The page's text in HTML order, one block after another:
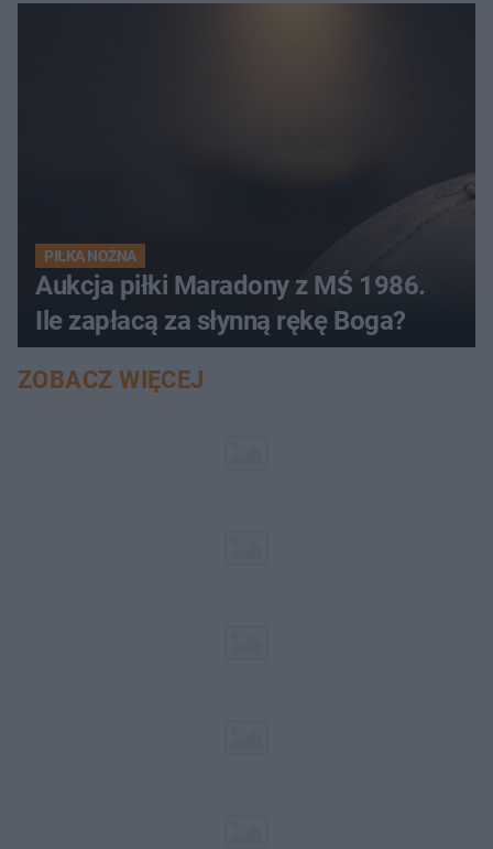
PIŁKA NOŻNA
Aukcja piłki Maradony z MŚ 1986.
Ile zapłacą za słynną rękę Boga?
ZOBACZ WIĘCEJ